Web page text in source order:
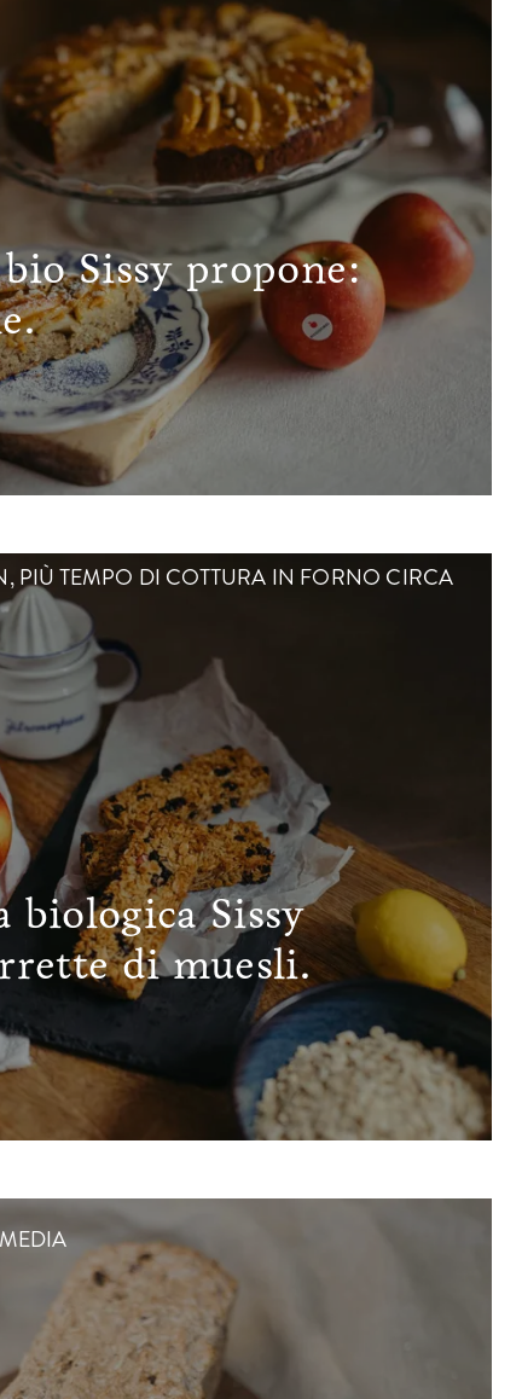
Sissy propone:
PIÙ TEMPO DI COTTURA IN FORNO CIRCA
biologica Sissy
di muesli.